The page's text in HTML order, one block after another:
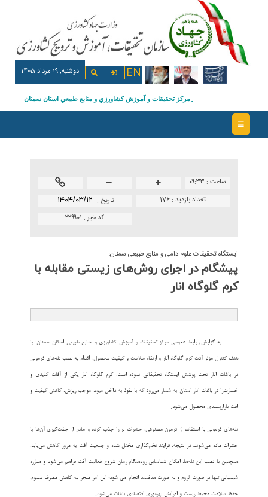
دوشنبه, 19 مرداد 1405 EN
ِمركز تحقيقات و آموزش كشاورزي و منابع طبيعي استان سمنان
ساعت : ۰۹:۳۳
تاريخ : ۱۴۰۴/۰۳/۱۲ تعداد بازدید : 176
کد خبر : ۲۲۹۹۰۱
ایستگاه تحقیقات علوم دامی و منابع طبیعی سمنان؛
پیشگام در اجرای روش‌های زیستی مقابله با
كرم گلوگاه انار
به گزارش روابط عمومی مرکز تحقیقات و آموزش کشاورزی و منابع طبیعی استان سمنان؛ با
هدف کنترل مؤثر آفت کرم گلوگاه انار و ارتقاء سلامت و کیفیت محصول، اقدام به نصب تله‌های فرمونی
در باغات انار تحت پوشش ایستگاه تحقیقاتی نموده است. کرم گلوگاه انار یکی از آفات کلیدی و
خسارت‌زا در باغات انار استان به شمار می‌رود که با نفوذ به داخل میوه، موجب ریزش، کاهش کیفیت و
افت بازارپسندی محصول می‌شود.
تله‌های فرمونی با استفاده از فرمون مصنوعی، حشرات نر را جذب کرده و مانع از جفت‌گیری آن‌ها با
حشرات ماده می‌شوند. در نتیجه، فرایند تخم‌گذاری مختل شده و جمعیت آفت به مرور کاهش می‌یابد.
همچنین با نصب این تله‌ها، امکان شناسایی زودهنگام زمان شروع فعالیت آفت فراهم می‌شود و مبارزه
شیمیایی تنها در صورت لزوم و به صورت هدفمند انجام می شود؛ این امر منجر به کاهش مصرف سموم،
حفظ سلامت محیط زیست و افزایش بهره‌وری اقتصادی باغات می‌شود.